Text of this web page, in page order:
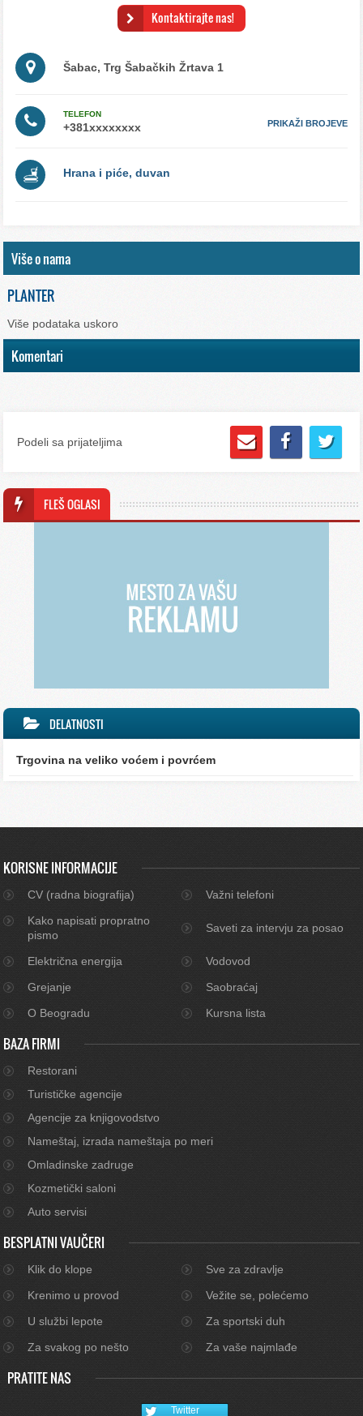
Kontaktirajte nas!
Šabac, Trg Šabačkih Žrtava 1
TELEFON
PRIKAŽI BROJEVE
Hrana i piće, duvan
Više o nama
PLANTER
Više podataka uskoro
Komentari
Podeli sa prijateljima
FLEŠ OGLASI
DELATNOSTI
Trgovina na veliko voćem i povrćem
KORISNE INFORMACIJE
CV (radna biografija)
Važni telefoni
Kako napisati propratno
pismo
Saveti za intervju za posao
Električna energija
Vodovod
Grejanje
Saobraćaj
O Beogradu
Kursna lista
BAZA FIRMI
Restorani
Turističke agencije
Agencije za knjigovodstvo
Nameštaj, izrada nameštaja po meri
Omladinske zadruge
Kozmetički saloni
Auto servisi
BESPLATNI VAUČERI
Klik do klope
Sve za zdravlje
Krenimo u provod
Vežite se, polećemo
U službi lepote
Za sportski duh
Za svakog po nešto
Za vaše najmlađe
PRATITE NAS
Twitter